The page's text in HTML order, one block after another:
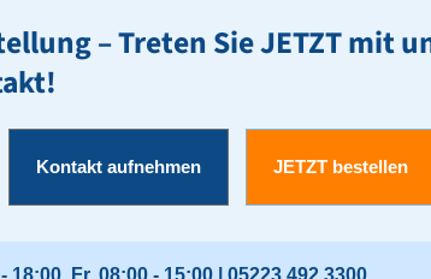
– Treten Sie JETZT mit
Kontakt aufnehmen JETZT bestellen